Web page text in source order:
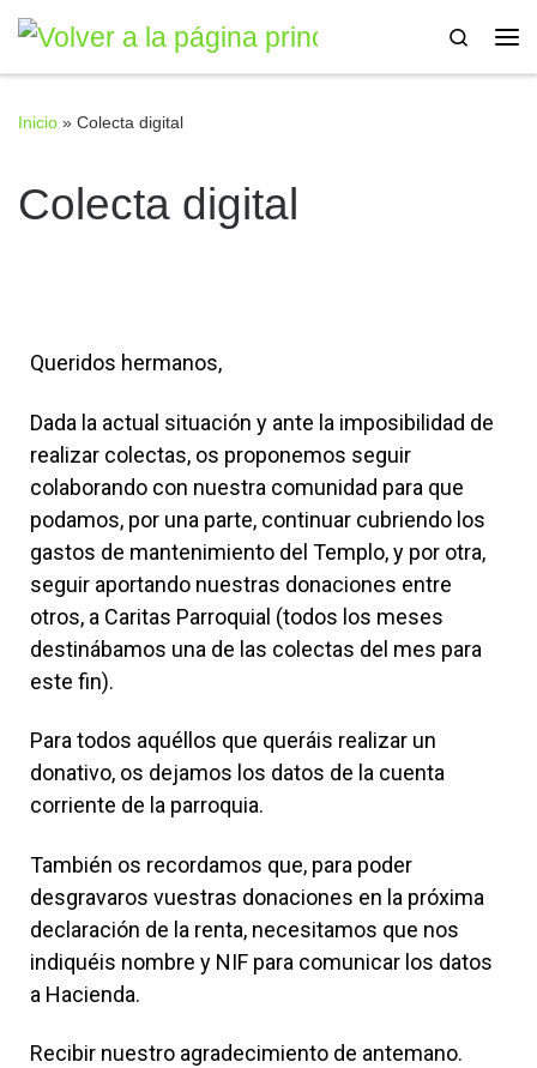
Saltar al contenido Search
Inicio » Colecta digital
Colecta digital
Queridos hermanos,
Dada la actual situación y ante la imposibilidad de
realizar colectas, os proponemos seguir
colaborando con nuestra comunidad para que
podamos, por una parte, continuar cubriendo los
gastos de mantenimiento del Templo, y por otra,
seguir aportando nuestras donaciones entre
otros, a Caritas Parroquial (todos los meses
destinábamos una de las colectas del mes para
este fin).
Para todos aquéllos que queráis realizar un
donativo, os dejamos los datos de la cuenta
corriente de la parroquia.
También os recordamos que, para poder
desgravaros vuestras donaciones en la próxima
declaración de la renta, necesitamos que nos
indiquéis nombre y NIF para comunicar los datos
a Hacienda.
Recibir nuestro agradecimiento de antemano.